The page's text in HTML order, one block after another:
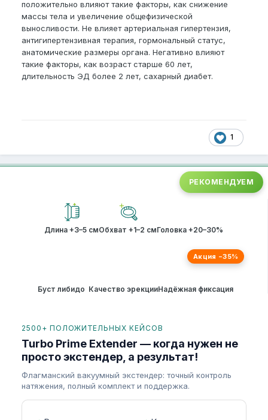
положительно влияют такие факторы, как снижение
массы тела и увеличение общефизической
выносливости. Не влияет артериальная гипертензия,
антигипертензивная терапия, гормональный статус,
анатомические размеры органа. Негативно влияют
такие факторы, как возраст старше 60 лет,
длительность ЭД более 2 лет, сахарный диабет.
1
РЕКОМЕНДУЕМ
Длина +3–5 смОбхват +1–2 смГоловка +20–30%
Акция −35%
Буст либидо Качество эрекцииНадёжная фиксация
2500+ ПОЛОЖИТЕЛЬНЫХ КЕЙСОВ
Turbo Prime Extender — когда нужен не
просто экстендер, а результат!
Флагманский вакуумный экстендер: точный контроль
натяжения, полный комплект и поддержка.